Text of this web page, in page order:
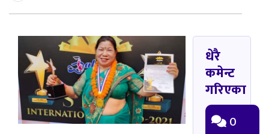
धेरै
कमेन्ट
गरिएका
0